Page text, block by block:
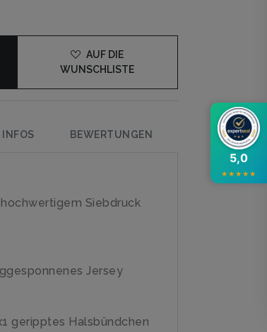
AUF DIE
WUNSCHLISTE
INFOS BEWERTUNGEN
Siebdruck
Jersey
geripptes Halsbündchen
5,0
★★★★★